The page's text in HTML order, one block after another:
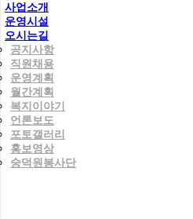
사업소개
운영시설
오시는길
공지사항
직원채용
운영계획
월간계획
복지이야기
언론보도
포토갤러리
홍보영상
숭덕원봉사단